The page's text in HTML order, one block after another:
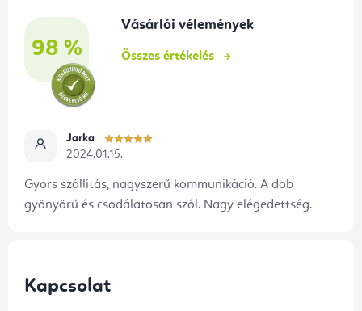
98 %
Vásárlói vélemények
Összes értékelés
Jarka
2024.01.15.
Gyors szállítás, nagyszerű kommunikáció. A dob
gyönyörű és csodálatosan szól. Nagy elégedettség.
Kapcsolat